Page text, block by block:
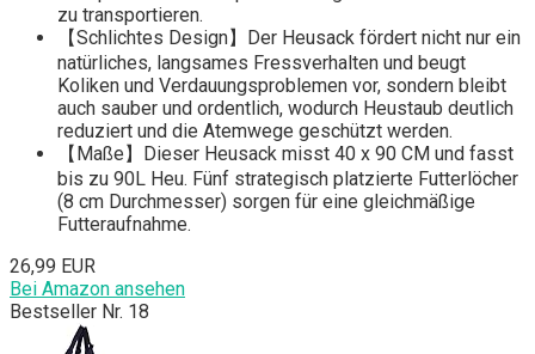
zu transportieren.
【Schlichtes Design】Der Heusack fördert nicht nur ein
natürliches, langsames Fressverhalten und beugt
Koliken und Verdauungsproblemen vor, sondern bleibt
auch sauber und ordentlich, wodurch Heustaub deutlich
reduziert und die Atemwege geschützt werden.
【Maße】Dieser Heusack misst 40 x 90 CM und fasst
bis zu 90L Heu. Fünf strategisch platzierte Futterlöcher
(8 cm Durchmesser) sorgen für eine gleichmäßige
Futteraufnahme.
26,99 EUR
Bei Amazon ansehen
Bestseller Nr. 18